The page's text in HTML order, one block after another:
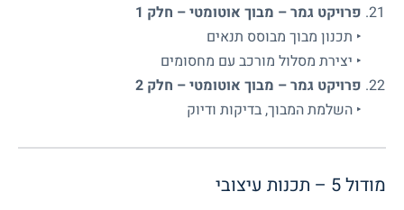
פרויקט גמר – מבוך אוטומטי – חלק 1
‣ תכנון מבוך מבוסס תנאים
‣ יצירת מסלול מורכב עם מחסומים
פרויקט גמר – מבוך אוטומטי – חלק 2
‣ השלמת המבוך, בדיקות ודיוק
מודול 5 – תכנות עיצובי